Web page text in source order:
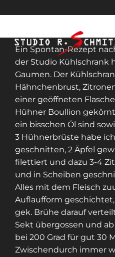
Ein Spontan-Rezept
der Studio Kühlschrank
Gaumen. Der
Hähnchenbrust,
einer geöffneten
Hühner Boullion
ein bisschen Öl sind
3 Hühnerbrüste habe
geschnitten, 2 Äpfel
filettiert und dazu 3-4
und in Scheiben
Alles mit dem Fleisch
Auflaufform
gek. Brühe darauf
Sekt übergossen und
bei 200 Grad für gut 30
Zwischendurch immer